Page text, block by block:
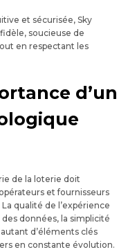
et sécurisée, Sky
soucieuse de
en respectant les
d’un
de la loterie doit
et fournisseurs
qualité de l’expérience
données, la simplicité
d’éléments clés
en constante évolution.